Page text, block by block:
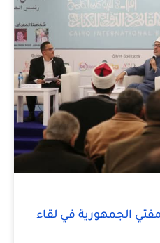
الجمهورية في لقاء